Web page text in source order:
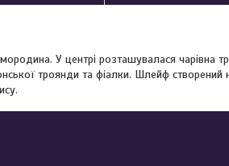
У центрі розташувалася чарівна
троянди та фіалки. Шлейф створений